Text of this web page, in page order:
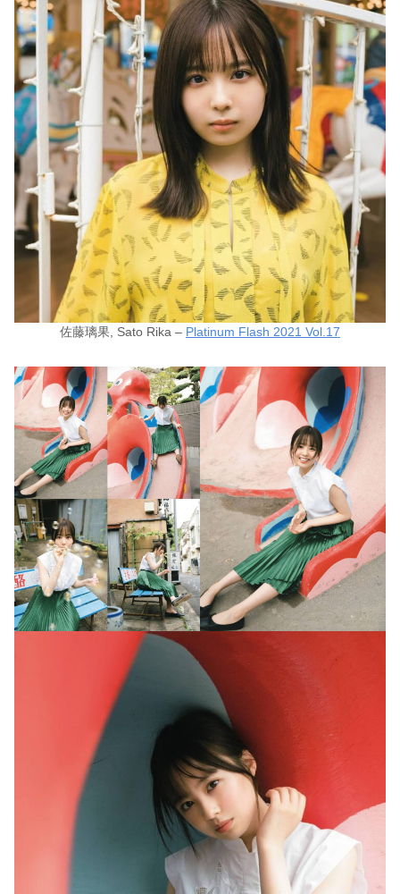
佐藤璃果, Sato Rika – Platinum Flash 2021 Vol.17